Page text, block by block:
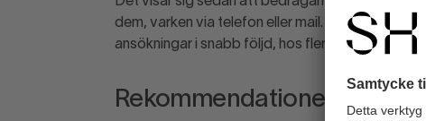
dem, varken via telefon eller mail. Vi ser även
ansökningar i snabb följd, hos flera
Rekommendationer